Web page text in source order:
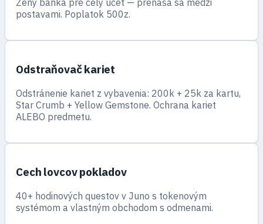
Zeny banka pre celý účet — prenáša sa medzi
postavami. Poplatok 500z.
Odstraňovač kariet
Odstránenie kariet z vybavenia: 200k + 25k za kartu,
Star Crumb + Yellow Gemstone. Ochrana kariet
ALEBO predmetu.
Cech lovcov pokladov
40+ hodinových questov v Juno s tokenovým
systémom a vlastným obchodom s odmenami.